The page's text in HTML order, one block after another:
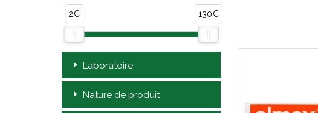
2€ 130€
Laboratoire
Nature de produit